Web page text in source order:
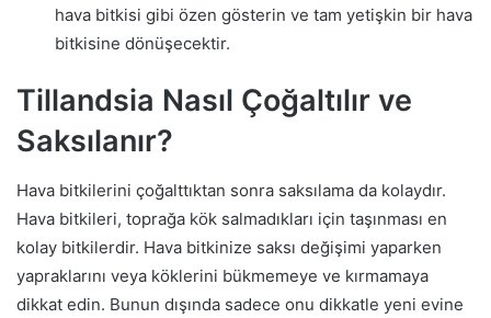
hava bitkisi gibi özen gösterin ve tam yetişkin bir hava
bitkisine dönüşecektir.
Tillandsia Nasıl Çoğaltılır ve
Saksılanır?
Hava bitkilerini çoğalttıktan sonra saksılama da kolaydır.
Hava bitkileri, toprağa kök salmadıkları için taşınması en
kolay bitkilerdir. Hava bitkinize saksı değişimi yaparken
yapraklarını veya köklerini bükmemeye ve kırmamaya
dikkat edin. Bunun dışında sadece onu dikkatle yeni evine